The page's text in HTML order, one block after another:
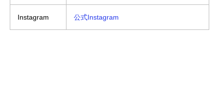
Instagram 公式Instagram